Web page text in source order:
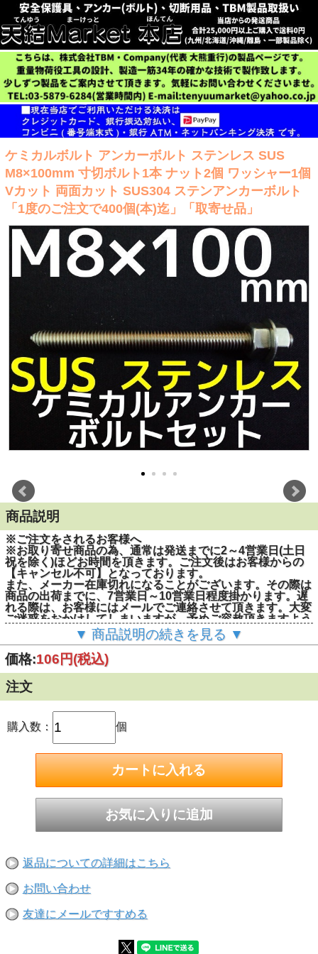
ケミカルボルト アンカーボルト ステンレス SUS
M8×100mm 寸切ボルト1本 ナット2個 ワッシャー1個
Vカット 両面カット SUS304 ステンアンカーボルト
「1度のご注文で400個(本)迄」「取寄せ品」
商品説明
※ご注文をされるお客様へ
※お取り寄せ商品の為、通常は発送までに2～4営業日(土日
祝を除く)ほどお時間を頂きます。ご注文後はお客様からの
【キャンセル不可】となっております。
また、メーカー在庫切れになることがございます。その際は
商品の出荷までに、7営業日～10営業日程度掛かります。遅
れる際は、お客様にはメールでご連絡させて頂きます。大変
ご迷惑をおかけしてしまいますが、予めご容赦頂きますよう
お願い申し上げます。
※1度のご注文で400個(本)までとさせて頂きます。401個
(本)以上ご希望の際はお手数ですが再度ご注文くださいま
せ。
ご注文前に今一度ご確認くださいませ！
※サイズ・数量お間違えの無いようにご注文をお願い致しま
す。ご注文後のサイズ及び数量交換は承れません。
■ねじ呼び径（太さ・直径）：M8
■長さ：100mm
■寸切ボルト1本・ナット2個・ワッシャー1個のセット
■ステンレスの鋼種：SUS304
▼ 商品説明の続きを見る ▼
価格:106円(税込)
注文
購入数： 個
返品についての詳細はこちら
お問い合わせ
友達にメールですすめる